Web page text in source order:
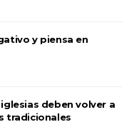
y piensa en
deben volver a
tradicionales